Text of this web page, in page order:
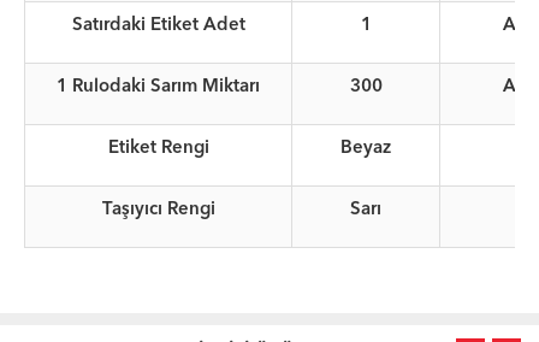
Satırdaki Etiket Adet 1
1 Rulodaki Sarım Miktarı 300
Etiket Rengi Beyaz
Taşıyıcı Rengi Sarı